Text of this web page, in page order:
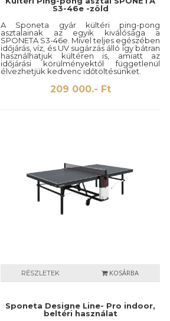
S3-46e -zöld
A Sponeta gyár kültéri ping-pong
asztalainak az egyik kiválósága a
SPONETA S3-46e. Mivel teljes egészében
időjárás, víz, és UV sugárzás álló így bátran
használhatjuk kültéren is, amiatt az
időjárási körülményektől függetlenül
élvezhetjük kedvenc időtöltésünket.
209 000.- Ft
RÉSZLETEK KOSÁRBA
Sponeta Designe Line- Pro indoor,
beltéri használat